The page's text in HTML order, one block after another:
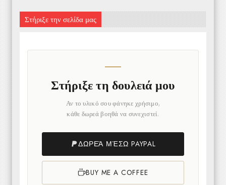
Στήριξε την σελίδα μας
Στήριξε τη δουλειά μου
Αν το υλικό σου φάνηκε χρήσιμο,
κάθε δωρεά βοηθά να συνεχιστεί.
ΔΩΡΕΆ ΜΈΣΩ PAYPAL
BUY ME A COFFEE